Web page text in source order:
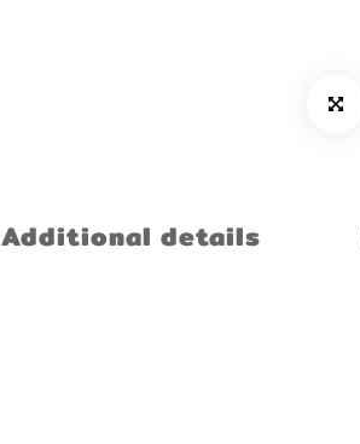
Additional details